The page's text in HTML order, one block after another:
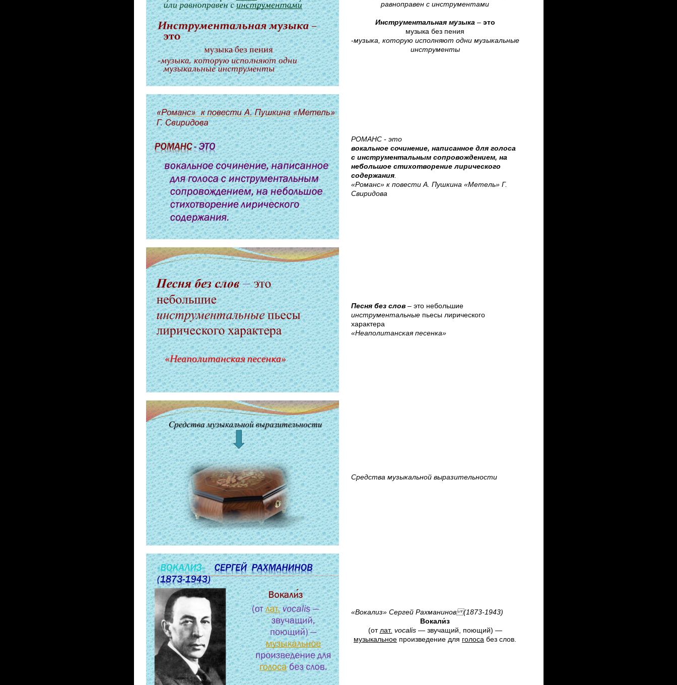
равноправен с инструментами
Инструментальная музыка– это
музыка без пения
-музыка, которую исполняют одни музыкальные
инструменты
РОМАНС - это
вокальное сочинение, написанное для голоса
с инструментальным сопровождением, на
небольшое стихотворение лирического
содержания.
«Романс» к повести А. Пушкина «Метель» Г.
Свиридова
Песня без слов– это небольшие
инструментальныепьесы лирического
характера
«Неаполитанская песенка»
Средства музыкальной выразительности
«Вокализ» Сергей Рахманинов (1873-1943)
Вокали́з
(от лат. vocalis— звучащий, поющий) —
музыкальное произведение для голоса без слов.